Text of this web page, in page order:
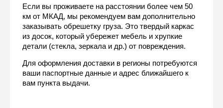
Если вы проживаете на расстоянии более чем 50
км от МКАД, мы рекомендуем вам дополнительно
заказывать обрешетку груза. Это твердый каркас
из досок, который убережет мебель и хрупкие
детали (стекла, зеркала и др.) от повреждения.
Для оформления доставки в регионы потребуются
ваши паспортные данные и адрес ближайшего к
вам пункта выдачи.